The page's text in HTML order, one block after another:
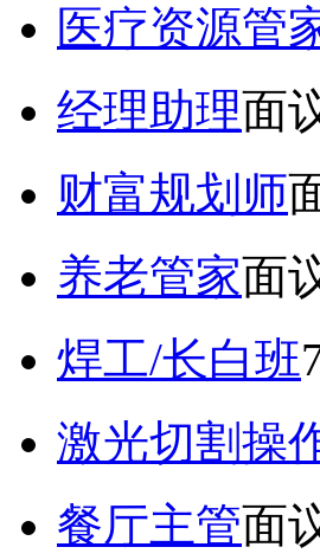
医疗资源管
经理助理面
财富规划师
养老管家面
焊工/长白班
激光切割操
餐厅主管面